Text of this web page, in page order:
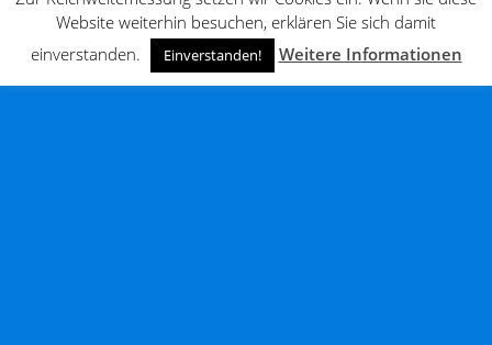
All content Copyright © innergaming.de | BLOG
Website weiterhin besuchen, erklären Sie sich damit
einverstanden.
Einverstanden! Weitere Informationen